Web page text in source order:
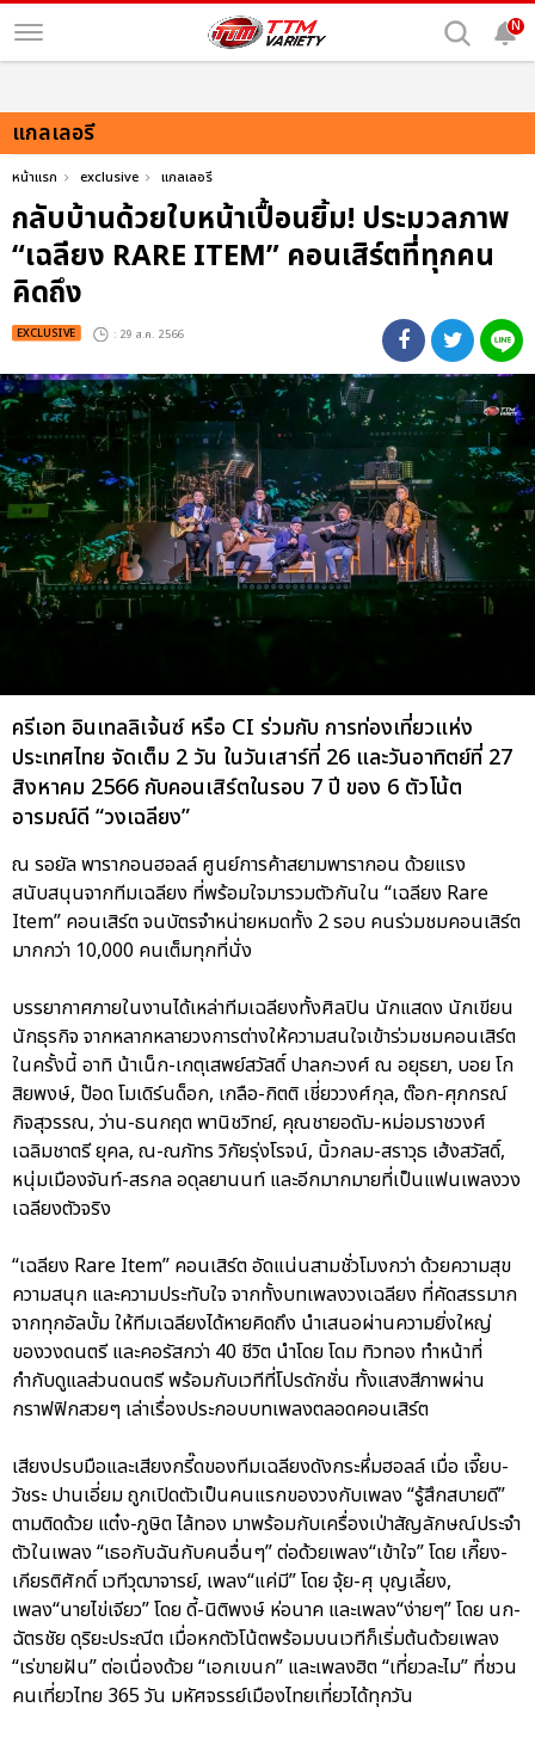
N
แกลเลอรี
หน้าแรก exclusive แกลเลอรี
กลับบ้านด้วยใบหน้าเปื้อนยิ้ม! ประมวลภาพ
“เฉลียง RARE ITEM” คอนเสิร์ตที่ทุกคน
คิดถึง
EXCLUSIVE : 29 ส.ค. 2566
ครีเอท อินเทลลิเจ้นซ์ หรือ CI ร่วมกับ การท่องเที่ยวแห่ง
ประเทศไทย จัดเต็ม 2 วัน ในวันเสาร์ที่ 26 และวันอาทิตย์ที่ 27
สิงหาคม 2566 กับคอนเสิร์ตในรอบ 7 ปี ของ 6 ตัวโน้ต
อารมณ์ดี “วงเฉลียง”
ณ รอยัล พารากอนฮอลล์ ศูนย์การค้าสยามพารากอน ด้วยแรง
สนับสนุนจากทีมเฉลียง ที่พร้อมใจมารวมตัวกันใน “เฉลียง Rare
Item” คอนเสิร์ต จนบัตรจำหน่ายหมดทั้ง 2 รอบ คนร่วมชมคอนเสิร์ต
มากกว่า 10,000 คนเต็มทุกที่นั่ง
บรรยากาศภายในงานได้เหล่าทีมเฉลียงทั้งศิลปิน นักแสดง นักเขียน
นักธุรกิจ จากหลากหลายวงการต่างให้ความสนใจเข้าร่วมชมคอนเสิร์ต
ในครั้งนี้ อาทิ น้าเน็ก-เกตุเสพย์สวัสดิ์ ปาลกะวงศ์ ณ อยุธยา, บอย โก
สิยพงษ์, ป๊อด โมเดิร์นด็อก, เกลือ-กิตติ เชี่ยววงศ์กุล, ต๊อก-ศุภกรณ์
กิจสุวรรณ, ว่าน-ธนกฤต พานิชวิทย์, คุณชายอดัม-หม่อมราชวงศ์
เฉลิมชาตรี ยุคล, ณ-ณภัทร วิกัยรุ่งโรจน์, นิ้วกลม-สราวุธ เฮ้งสวัสดิ์,
หนุ่มเมืองจันท์-สรกล อดุลยานนท์ และอีกมากมายที่เป็นแฟนเพลงวง
เฉลียงตัวจริง
“เฉลียง Rare Item” คอนเสิร์ต อัดแน่นสามชั่วโมงกว่า ด้วยความสุข
ความสนุก และความประทับใจ จากทั้งบทเพลงวงเฉลียง ที่คัดสรรมาก
จากทุกอัลบั้ม ให้ทีมเฉลียงได้หายคิดถึง นำเสนอผ่านความยิ่งใหญ่
ของวงดนตรี และคอรัสกว่า 40 ชีวิต นำโดย โดม ทิวทอง ทำหน้าที่
กำกับดูแลส่วนดนตรี พร้อมกับเวทีที่โปรดักชั่น ทั้งแสงสีภาพผ่าน
กราฟฟิกสวยๆ เล่าเรื่องประกอบบทเพลงตลอดคอนเสิร์ต
เสียงปรบมือและเสียงกรี๊ดของทีมเฉลียงดังกระหึ่มฮอลล์ เมื่อ เจี๊ยบ-
วัชระ ปานเอี่ยม ถูกเปิดตัวเป็นคนแรกของวงกับเพลง “รู้สึกสบายดี”
ตามติดด้วย แต๋ง-ภูษิต ไล้ทอง มาพร้อมกับเครื่องเป่าสัญลักษณ์ประจำ
ตัวในเพลง “เธอกับฉันกับคนอื่นๆ” ต่อด้วยเพลง“เข้าใจ” โดย เกี๊ยง-
เกียรติศักดิ์ เวทีวุฒาจารย์, เพลง“แค่มี” โดย จุ้ย-ศุ บุญเลี้ยง,
เพลง“นายไข่เจียว” โดย ดี้-นิติพงษ์ ห่อนาค และเพลง“ง่ายๆ” โดย นก-
ฉัตรชัย ดุริยะประณีต เมื่อหกตัวโน้ตพร้อมบนเวทีก็เริ่มต้นด้วยเพลง
“เร่ขายฝัน” ต่อเนื่องด้วย “เอกเขนก” และเพลงฮิต “เที่ยวละไม” ที่ชวน
คนเที่ยวไทย 365 วัน มหัศจรรย์เมืองไทยเที่ยวได้ทุกวัน